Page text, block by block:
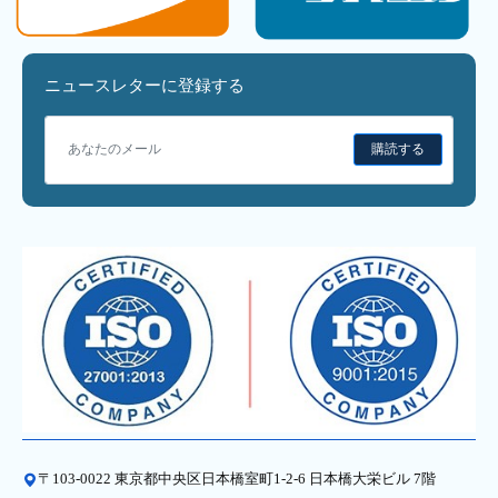
ニュースレターに登録する
購読する
〒103-0022 東京都中央区日本橋室町1-2-6 日本橋大栄ビル 7階